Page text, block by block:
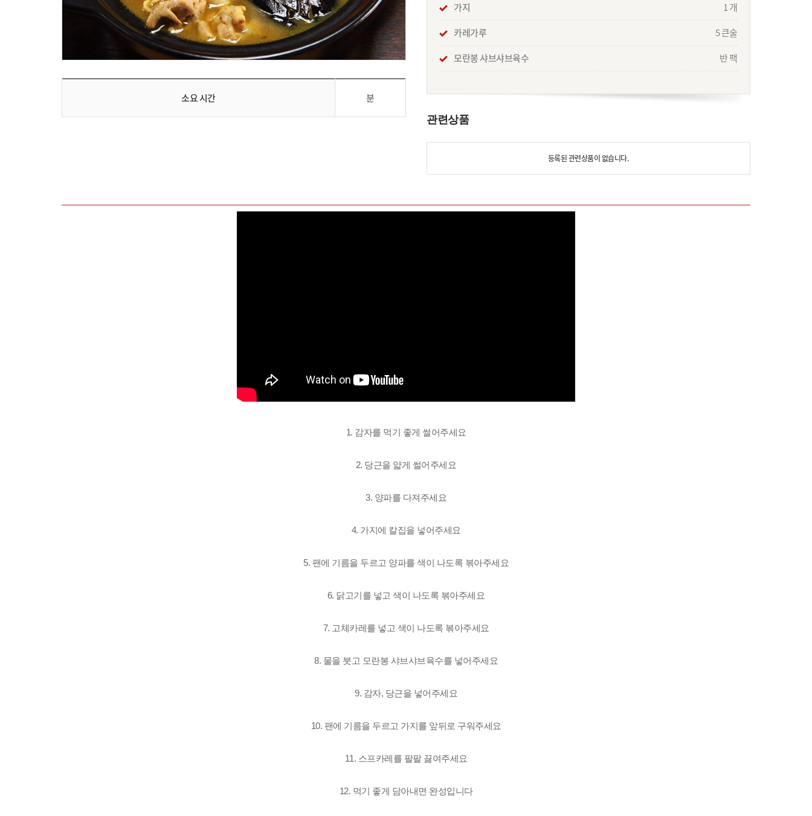
소요 시간 분
가지
1 개
카레가루
5 큰술
모란봉 샤브샤브육수
반 팩
관련상품
등록된 관련상품이 없습니다.
1. 감자를 먹기 좋게 썰어주세요
2. 당근을 얇게 썰어주세요
3. 양파를 다져주세요
4. 가지에 칼집을 넣어주세요
5. 팬에 기름을 두르고 양파를 색이 나도록 볶아주세요
6. 닭고기를 넣고색이 나도록 볶아주세요
7. 고체카레를 넣고 색이 나도록 볶아주세요
8. 물을 붓고 모란봉 샤브샤브육수를 넣어주세요
9. 감자, 당근을 넣어주세요
10. 팬에 기름을 두르고 가지를 앞뒤로 구워주세요
11. 스프카레를 팔팔 끓여주세요
12. 먹기 좋게 담아내면 완성입니다